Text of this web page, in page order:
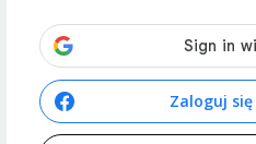
Zaloguj